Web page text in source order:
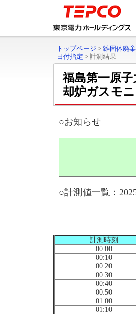
トップページ > 雑固体廃
日付指定 > 計測結果
福島第一原
却炉ガスモ
○お知らせ
○計測値一覧：
計測時刻
00:00
00:10
00:20
00:30
00:40
00:50
01:00
01:10